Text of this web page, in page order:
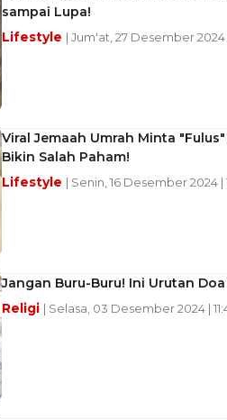
sampai Lupa!
Lifestyle | Jum'at, 27 Desember 2024
Viral Jemaah Umrah Minta
Bikin Salah Paham!
Lifestyle | Senin, 16 Desember 2024 |
Jangan Buru-Buru! Ini Urutan
Religi | Selasa, 03 Desember 2024 |